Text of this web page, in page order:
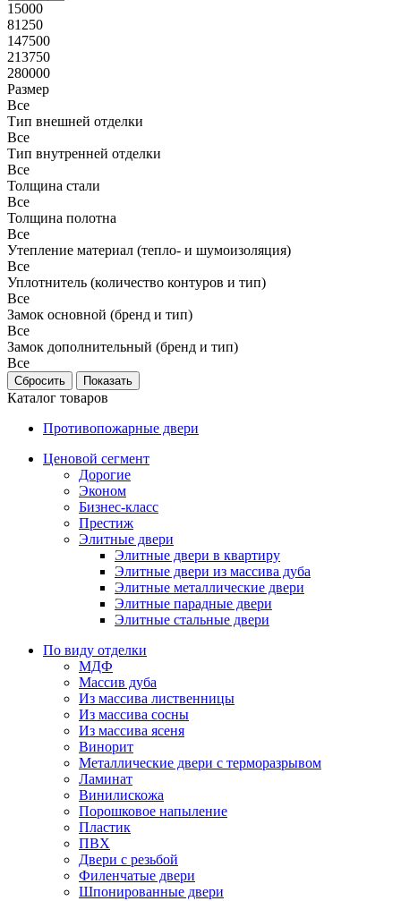
15000
81250
147500
213750
280000
Размер
Все
Тип внешней отделки
Все
Тип внутренней отделки
Все
Толщина стали
Все
Толщина полотна
Все
Утепление материал (тепло- и шумоизоляция)
Все
Уплотнитель (количество контуров и тип)
Все
Замок основной (бренд и тип)
Все
Замок дополнительный (бренд и тип)
Все
Каталог товаров
Противопожарные двери
Ценовой сегмент
Дорогие
Эконом
Бизнес-класс
Престиж
Элитные двери
Элитные двери в квартиру
Элитные двери из массива дуба
Элитные металлические двери
Элитные парадные двери
Элитные стальные двери
По виду отделки
МДФ
Массив дуба
Из массива лиственницы
Из массива сосны
Из массива ясеня
Винорит
Металлические двери с терморазрывом
Ламинат
Винилискожа
Порошковое напыление
Пластик
ПВХ
Двери с резьбой
Филенчатые двери
Шпонированные двери